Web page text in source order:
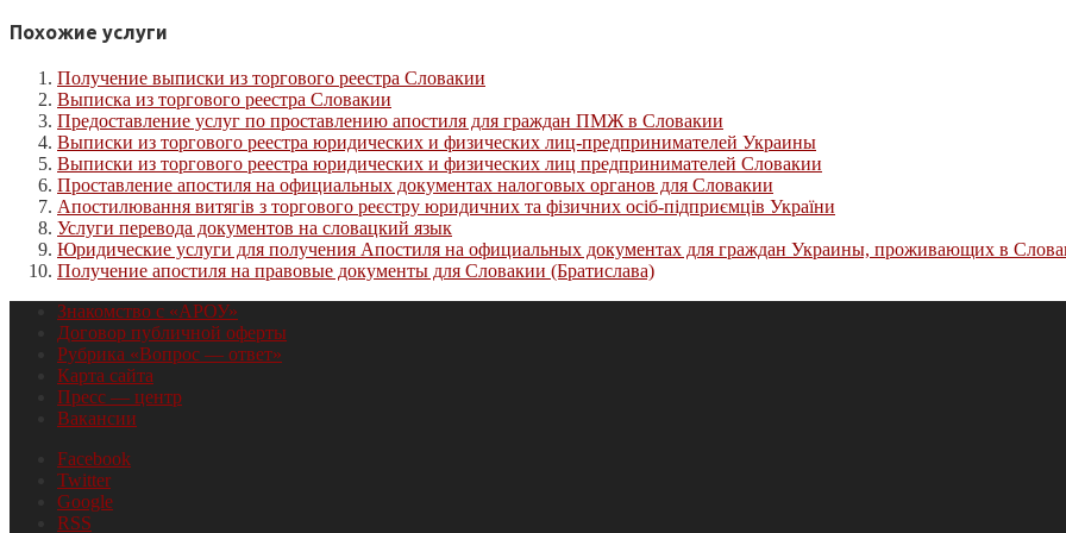
Похожие услуги
Получение выписки из торгового реестра Словакии
Выписка из торгового реестра Словакии
Предоставление услуг по проставлению апостиля для граждан ПМЖ в Словакии
Выписки из торгового реестра юридических и физических лиц-предпринимателей Украины
Выписки из торгового реестра юридических и физических лиц предпринимателей Словакии
Проставление апостиля на официальных документах налоговых органов для Словакии
Апостилювання витягів з торгового реєстру юридичних та фізичних осіб-підприємців України
Услуги перевода документов на словацкий язык
Юридические услуги для получения Апостиля на официальных документах для граждан Украины, проживающих в
Получение апостиля на правовые документы для Словакии (Братислава)
Знакомство с «АРОУ»
Договор публичной оферты
Рубрика «Вопрос — ответ»
Карта сайта
Пресс — центр
Вакансии
Facebook
Twitter
Google
RSS